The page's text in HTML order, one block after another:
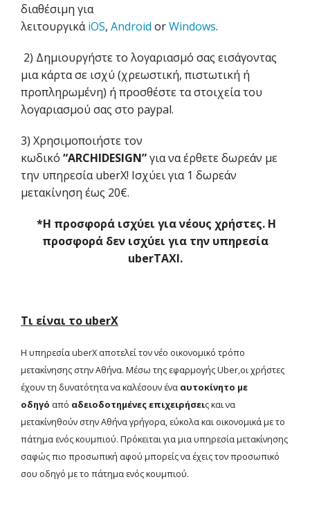
διαθέσιμη για
λειτουργικάiOS, Android orWindows.
2) Δημιουργήστε το λογαριασμό σας εισάγοντας
μια κάρτα σε ισχύ (χρεωστική, πιστωτική ή
προπληρωμένη) ή προσθέστε τα στοιχεία του
λογαριασμού σας στο paypal.
3) Χρησιμοποιήστε τον
κωδικό “ARCHIDESIGN”για να έρθετε δωρεάν με
την υπηρεσία uberX! Ισχύει για 1 δωρεάν
μετακίνηση έως 20€.
*Η προσφορά ισχύει για νέους χρήστες. Η
προσφορά δεν ισχύει για την υπηρεσία
uberTAXI.
Τι είναι το uberX
Η υπηρεσία uberX αποτελεί τον νέο οικονομικό τρόπο
μετακίνησης στην Αθήνα. Μέσω της εφαρμογής Uber,οι χρήστες
έχουν τη δυνατότητα να καλέσουν ένα αυτοκίνητο με
οδηγό από αδειοδοτημένες επιχειρήσεις και να
μετακίνηθούν στην Αθήνα γρήγορα, εύκολα και οικονομικά με το
πάτημα ενός κουμπιού. Πρόκειται για μια υπηρεσία μετακίνησης
σαφώς πιο προσωπική αφού μπορείς να έχεις τον προσωπικό
σου οδηγό με το πάτημα ενός κουμπιού.